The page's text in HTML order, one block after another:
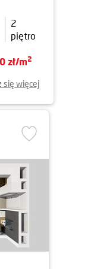
2
piętro
zł/m2
się więcej